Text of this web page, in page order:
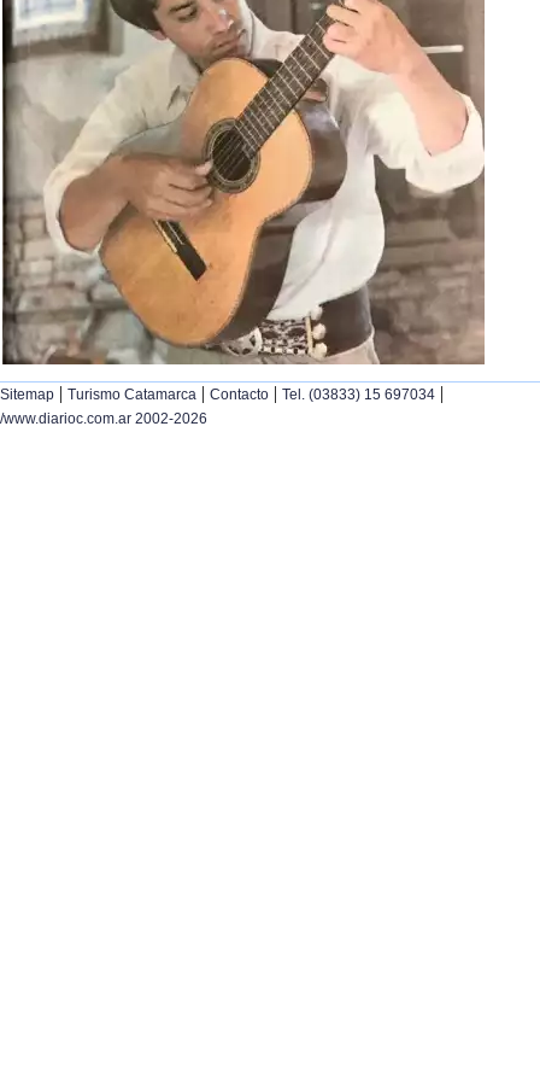
Sitemap | Turismo Catamarca | Contacto | Tel. (03833) 15 697034 |
/www.diarioc.com.ar 2002-2026